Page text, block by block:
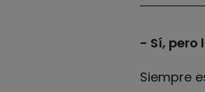
- Sí, pero
Siempre